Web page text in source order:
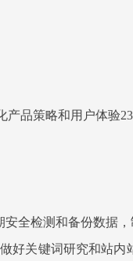
品策略和用户体验23
全检测和备份数据，
关键词研究和站